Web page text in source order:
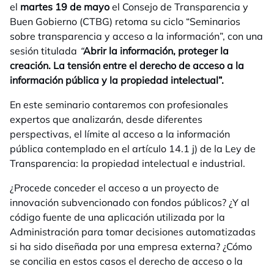
el martes 19 de mayo el Consejo de Transparencia y
Buen Gobierno (CTBG) retoma su ciclo “Seminarios
sobre transparencia y acceso a la información”, con una
sesión titulada “Abrir la información, proteger la
creación. La tensión entre el derecho de acceso a la
información pública y la propiedad intelectual”.
En este seminario contaremos con profesionales
expertos que analizarán, desde diferentes
perspectivas, el límite al acceso a la información
pública contemplado en el artículo 14.1 j) de la Ley de
Transparencia: la propiedad intelectual e industrial.
¿Procede conceder el acceso a un proyecto de
innovación subvencionado con fondos públicos? ¿Y al
código fuente de una aplicación utilizada por la
Administración para tomar decisiones automatizadas
si ha sido diseñada por una empresa externa? ¿Cómo
se concilia en estos casos el derecho de acceso o la